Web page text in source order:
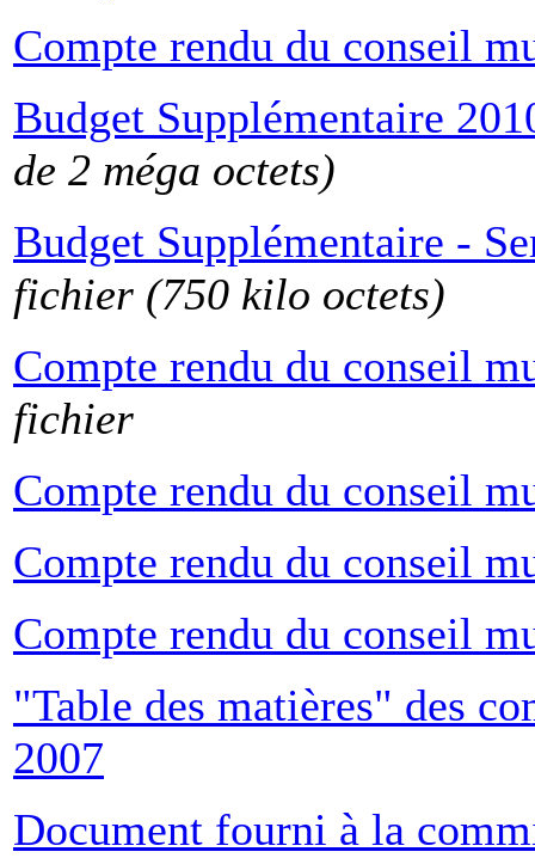
Compte rendu du conseil
Budget Supplémentaire
de 2 méga octets)
Budget Supplémentaire -
fichier (750 kilo octets)
Compte rendu du conseil
fichier
Compte rendu du conseil
Compte rendu du conseil
Compte rendu du conseil
"Table des matières" des
2007
Document fourni à la